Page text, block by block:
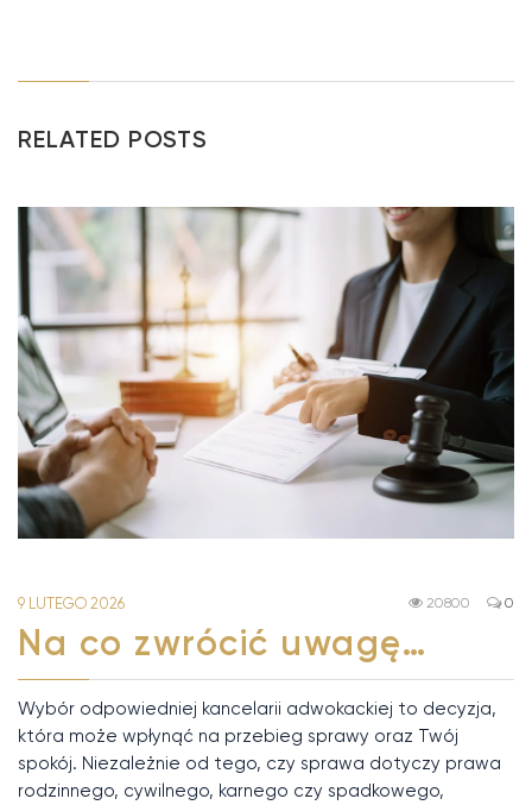
RELATED POSTS
9 LUTEGO 2026 0
20800
Na co zwrócić uwagę…
Wybór odpowiedniej kancelarii adwokackiej to decyzja,
która może wpłynąć na przebieg sprawy oraz Twój
spokój. Niezależnie od tego, czy sprawa dotyczy prawa
rodzinnego, cywilnego, karnego czy spadkowego,